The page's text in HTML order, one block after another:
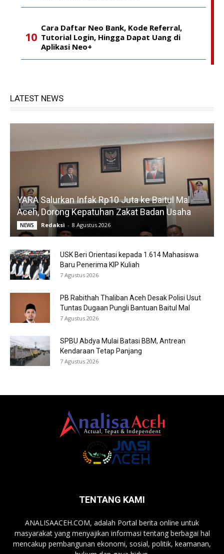
Cara Daftar Neo Bank, Kode Referral,
Tutorial Login, Hingga Dapat Uang di
Aplikasi Neo+
LATEST NEWS
YARA Salurkan Infak Rp10 Juta ke Baitul Mal
Aceh, Dorong Kepatuhan Zakat Badan Usaha
NEWS Redaksi - 8 Agustus 2026
USK Beri Orientasi kepada 1.614 Mahasiswa
Baru Penerima KIP Kuliah
7 Agustus 2026
PB Rabithah Thaliban Aceh Desak Polisi Usut
Tuntas Dugaan Pungli Bantuan Baitul Mal
7 Agustus 2026
SPBU Abdya Mulai Batasi BBM, Antrean
Kendaraan Tetap Panjang
7 Agustus 2026
TENTANG KAMI
ANALISAACEH.COM, adalah Portal berita online untuk
masyarakat yang menyajikan informasi tentang berbagai hal
mencakup pembangunan ekonomi, sosial, politik, keamanan,